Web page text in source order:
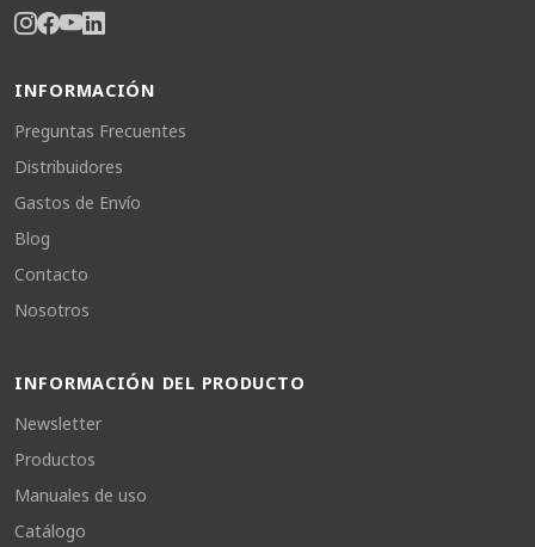
INFORMACIÓN
Preguntas Frecuentes
Distribuidores
Gastos de Envío
Blog
Contacto
Nosotros
INFORMACIÓN DEL PRODUCTO
Newsletter
Productos
Manuales de uso
Catálogo